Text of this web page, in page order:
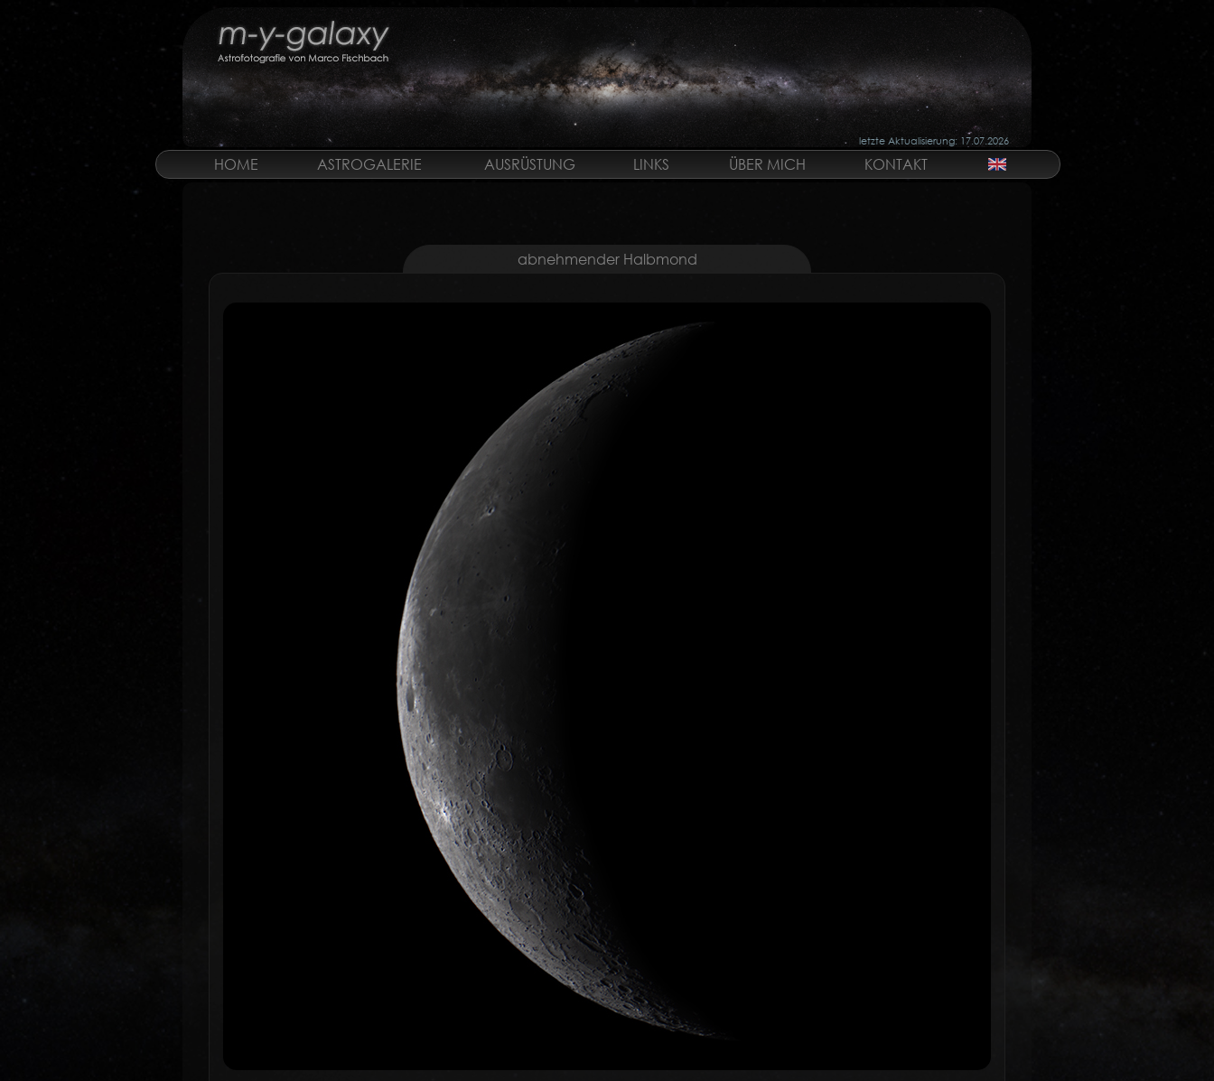
letzte Aktualisierung: 17.07.2026
HOME ASTROGALERIE AUSRÜSTUNG LINKS ÜBER MICH KONTAKT
abnehmender Halbmond